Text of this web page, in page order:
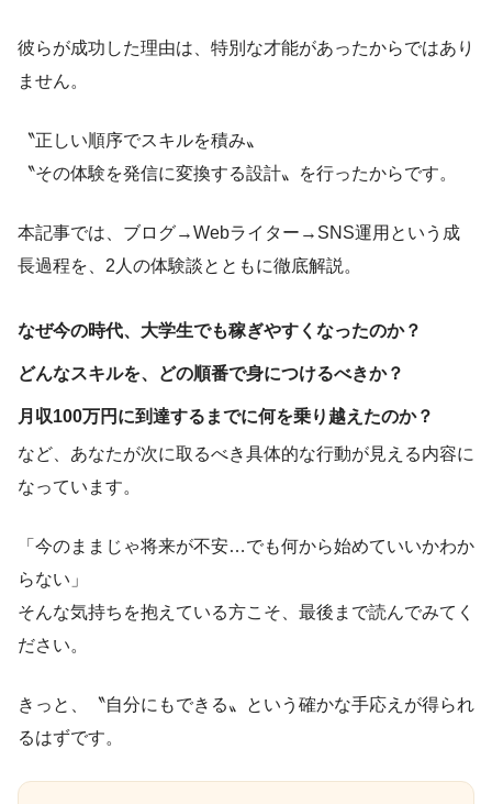
彼らが成功した理由は、特別な才能があったからではあり
ません。
〝正しい順序でスキルを積み〟
〝その体験を発信に変換する設計〟を行ったからです。
本記事では、ブログ→Webライター→SNS運用という成
長過程を、2人の体験談とともに徹底解説。
なぜ今の時代、大学生でも稼ぎやすくなったのか？
どんなスキルを、どの順番で身につけるべきか？
月収100万円に到達するまでに何を乗り越えたのか？
など、あなたが次に取るべき具体的な行動が見える内容に
なっています。
「今のままじゃ将来が不安…でも何から始めていいかわか
らない」
そんな気持ちを抱えている方こそ、最後まで読んでみてく
ださい。
きっと、〝自分にもできる〟という確かな手応えが得られ
るはずです。